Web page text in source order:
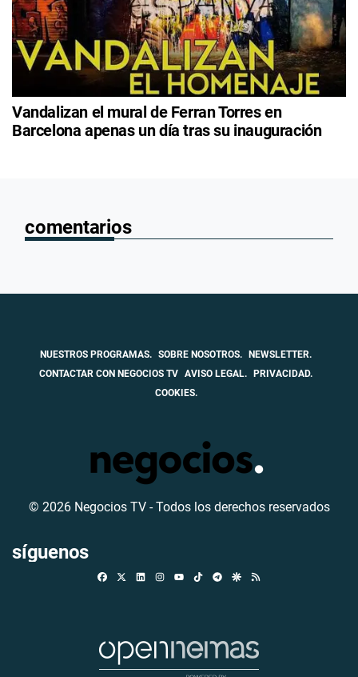
Vandalizan el mural de Ferran Torres en
Barcelona apenas un día tras su inauguración
comentarios
NUESTROS PROGRAMAS. SOBRE NOSOTROS. NEWSLETTER.
CONTACTAR CON NEGOCIOS TV AVISO LEGAL. PRIVACIDAD.
COOKIES.
© 2026 Negocios TV - Todos los derechos reservados
síguenos
FacebookLinkedinInstagramTikTokTelegramGoogle Discover